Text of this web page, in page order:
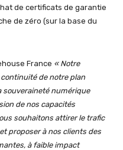
de certificats de garantie
de zéro (sur la base du
France « Notre
de notre plan
souveraineté numérique
de nos capacités
souhaitons attirer le trafic
proposer à nos clients des
à faible impact